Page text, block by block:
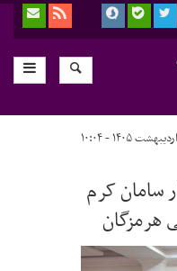
سامان کرم
هرمزگان